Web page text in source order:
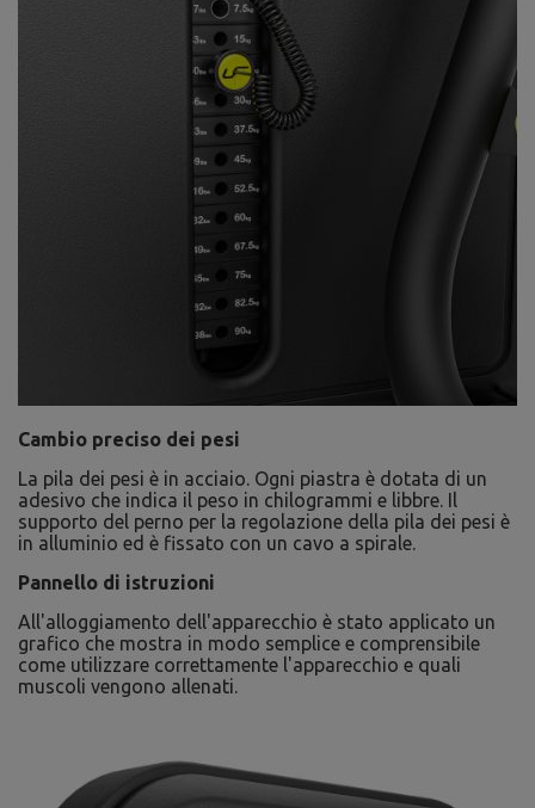
Cambio preciso dei pesi
La pila dei pesi è in acciaio. Ogni piastra è dotata di un
adesivo che indica il peso in chilogrammi e libbre. Il
supporto del perno per la regolazione della pila dei pesi è
in alluminio ed è fissato con un cavo a spirale.
Pannello di istruzioni
All'alloggiamento dell'apparecchio è stato applicato un
grafico che mostra in modo semplice e comprensibile
come utilizzare correttamente l'apparecchio e quali
muscoli vengono allenati.